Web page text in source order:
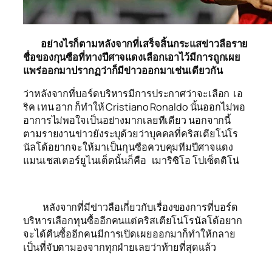
อย่างไรก็ตามหลังจากที่เสร็จสิ้นกระแสข่าวลือราย
ชื่อของกุนซือที่ทางปีศาจแดงเลือกเอาไว้มีการถูกเผย
แพร่ออกมาปรากฏว่าก็มีข่าวออกมาเช่นเดียวกัน
ว่าหลังจากที่บอร์ดบริหารมีการประกาศว่าจะเลือก เอ
ริค เทน ฮาก ก็ทำให้ Cristiano Ronaldo นั้นออกไม่พอ
อาการไม่พอใจเป็นอย่างมากเลยทีเดียว นอกจากนี้
ตามรายงานข่าวยังระบุด้วยว่าบุคคลที่คริสเตียโน่โร
นัลโด้อยากจะให้มาเป็นกุนซือควบคุมทีมปีศาจแดง
แมนเชสเตอร์ยูไนเต็ดนั้นก็คือ เมาริซิโอ โปเซ็ตติโน่
หลังจากที่มีข่าวลือเกี่ยวกับเรื่องของการที่บอร์ด
บริหารเลือกทุนซื้ออีกคนแต่คริสเตียโน่โรนัลโด้อยาก
จะได้คืนซื้ออีกคนมีการเปิดเผยออกมาก็ทำให้กลาย
เป็นที่จับตามองจากทุกฝ่ายเลยว่าท้ายที่สุดแล้ว